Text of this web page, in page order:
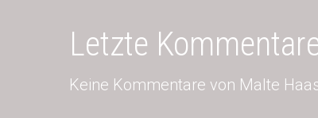
Letzte
Keine Kommentare von Malte